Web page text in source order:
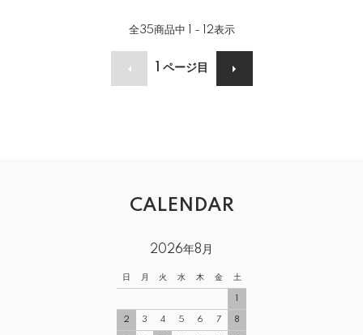
全35商品中 1 - 12表示
ページ目
CALENDAR
2026年8月
日 月 火 水 木 金 土
1
2 3 4 5 6 7 8